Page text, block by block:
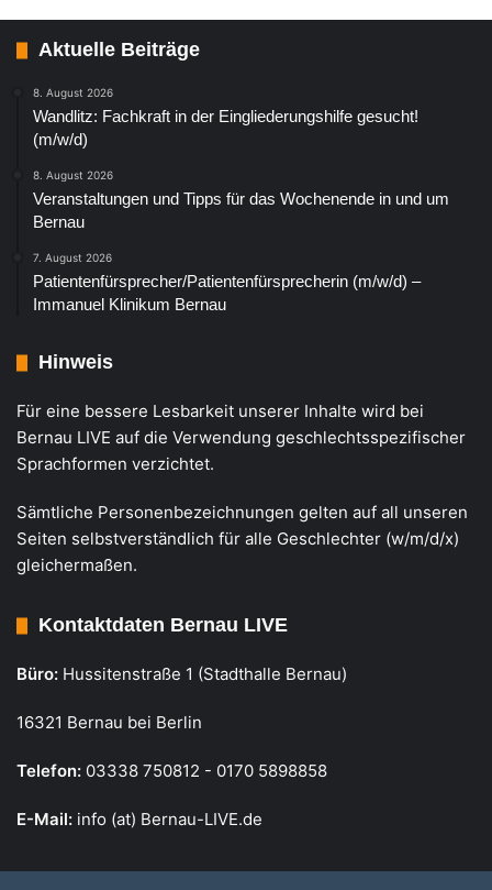
Aktuelle Beiträge
8. August 2026
Wandlitz: Fachkraft in der Eingliederungshilfe gesucht!
(m/w/d)
8. August 2026
Veranstaltungen und Tipps für das Wochenende in und um
Bernau
7. August 2026
Patientenfürsprecher/Patientenfürsprecherin (m/w/d) –
Immanuel Klinikum Bernau
Hinweis
Für eine bessere Lesbarkeit unserer Inhalte wird bei
Bernau LIVE auf die Verwendung geschlechtsspezifischer
Sprachformen verzichtet.
Sämtliche Personenbezeichnungen gelten auf all unseren
Seiten selbstverständlich für alle Geschlechter (w/m/d/x)
gleichermaßen.
Kontaktdaten Bernau LIVE
Büro: Hussitenstraße 1 (Stadthalle Bernau)
16321 Bernau bei Berlin
Telefon: 03338 750812 - 0170 5898858
E-Mail: info (at) Bernau-LIVE.de